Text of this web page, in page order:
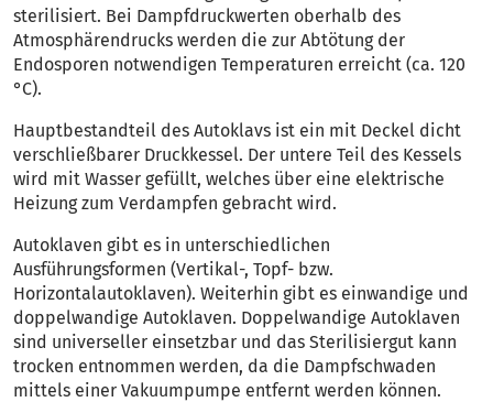
sterilisiert. Bei Dampfdruckwerten oberhalb des
Atmosphärendrucks werden die zur Abtötung der
Endosporen notwendigen Temperaturen erreicht (ca. 120
°C).
Hauptbestandteil des Autoklavs ist ein mit Deckel dicht
verschließbarer Druckkessel. Der untere Teil des Kessels
wird mit Wasser gefüllt, welches über eine elektrische
Heizung zum Verdampfen gebracht wird.
Autoklaven gibt es in unterschiedlichen
Ausführungsformen (Vertikal-, Topf- bzw.
Horizontalautoklaven). Weiterhin gibt es einwandige und
doppelwandige Autoklaven. Doppelwandige Autoklaven
sind universeller einsetzbar und das Sterilisiergut kann
trocken entnommen werden, da die Dampfschwaden
mittels einer Vakuumpumpe entfernt werden können.